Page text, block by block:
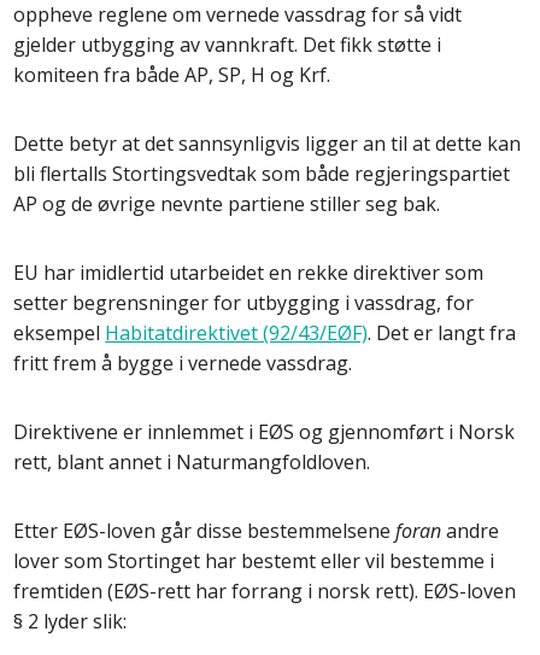
oppheve reglene om vernede vassdrag for så vidt
gjelder utbygging av vannkraft. Det fikk støtte i
komiteen fra både AP, SP, H og Krf.
Dette betyr at det sannsynligvis ligger an til at dette kan
bli flertalls Stortingsvedtak som både regjeringspartiet
AP og de øvrige nevnte partiene stiller seg bak.
EU har imidlertid utarbeidet en rekke direktiver som
setter begrensninger for utbygging i vassdrag, for
eksempel Habitatdirektivet (92/43/EØF). Det er langt fra
fritt frem å bygge i vernede vassdrag.
Direktivene er innlemmet i EØS og gjennomført i Norsk
rett, blant annet i Naturmangfoldloven.
Etter EØS-loven går disse bestemmelseneforanandre
lover som Stortinget har bestemt eller vil bestemme i
fremtiden (EØS-rett har forrang i norsk rett). EØS-loven
§ 2 lyder slik: